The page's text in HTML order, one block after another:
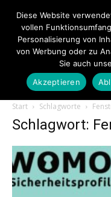
Start Schlagworte
Schlagwort:
Diese Website
vollen
Personalisierung von
von Werbung oder zu
Sie auch
Akzeptieren